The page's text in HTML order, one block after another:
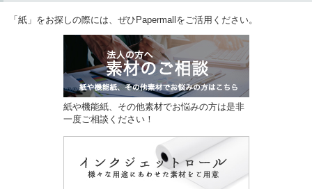
「紙」をお探しの際には、ぜひPapermallをご活用ください。
紙や機能紙、その他素材でお悩みの方は是非
一度ご相談ください！